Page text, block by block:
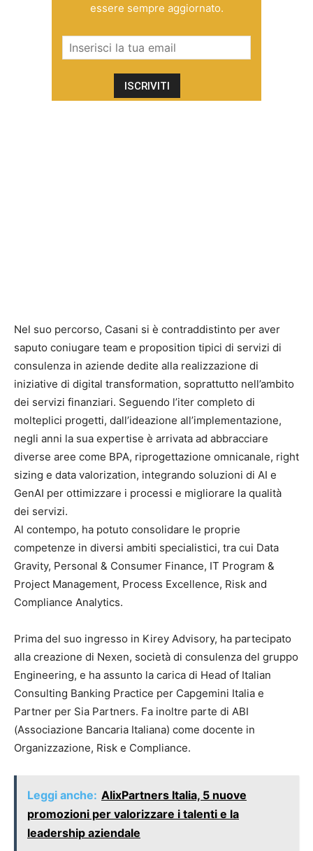
essere sempre aggiornato.
Nel suo percorso, Casani si è contraddistinto per aver
saputo coniugare team e proposition tipici di servizi di
consulenza in aziende dedite alla realizzazione di
iniziative di digital transformation, soprattutto nell’ambito
dei servizi finanziari. Seguendo l’iter completo di
molteplici progetti, dall’ideazione all’implementazione,
negli anni la sua expertise è arrivata ad abbracciare
diverse aree come BPA, riprogettazione omnicanale, right
sizing e data valorization, integrando soluzioni di AI e
GenAI per ottimizzare i processi e migliorare la qualità
dei servizi.
Al contempo, ha potuto consolidare le proprie
competenze in diversi ambiti specialistici, tra cui Data
Gravity, Personal & Consumer Finance, IT Program &
Project Management, Process Excellence, Risk and
Compliance Analytics.
Prima del suo ingresso in Kirey Advisory, ha partecipato
alla creazione di Nexen, società di consulenza del gruppo
Engineering, e ha assunto la carica di Head of Italian
Consulting Banking Practice per Capgemini Italia e
Partner per Sia Partners. Fa inoltre parte di ABI
(Associazione Bancaria Italiana) come docente in
Organizzazione, Risk e Compliance.
Leggi anche: AlixPartners Italia, 5 nuove
promozioni per valorizzare i talenti e la
leadership aziendale